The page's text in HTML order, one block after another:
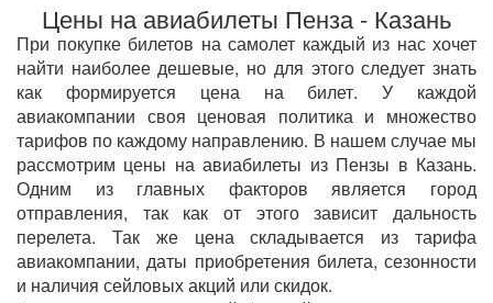
Цены на авиабилеты Пенза - Казань
При покупке билетов на самолет каждый из нас хочет
найти наиболее дешевые, но для этого следует знать
как формируется цена на билет. У каждой
авиакомпании своя ценовая политика и множество
тарифов по каждому направлению. В нашем случае мы
рассмотрим цены на авиабилеты из Пензы в Казань.
Одним из главных факторов является город
отправления, так как от этого зависит дальность
перелета. Так же цена складывается из тарифа
авиакомпании, даты приобретения билета, сезонности
и наличия сейловых акций или скидок.